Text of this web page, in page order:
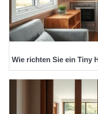
Wie richten Sie ein Tiny